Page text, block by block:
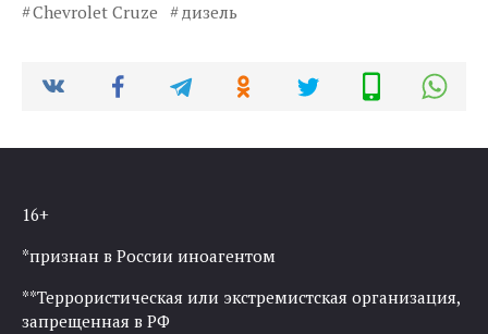
Chevrolet Cruze дизель
16+
*признан в России иноагентом
**Террористическая или экстремистская организация,
запрещенная в РФ